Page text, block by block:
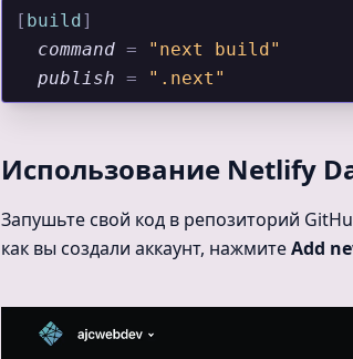
[ build]
  command
= "next build"
  publish
= ".next"
Использование Netlify
Запушьте свой код в репозиторий
как вы создали аккаунт, нажмитеAdd